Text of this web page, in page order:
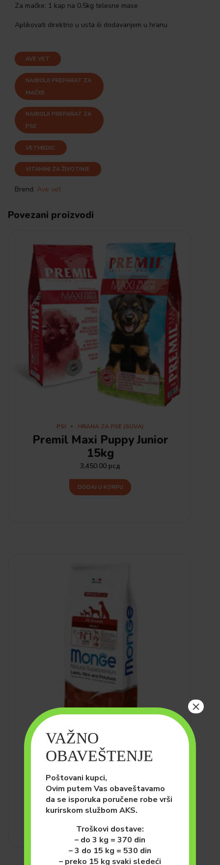
Za mačke: 1 kap na 0,5kg telesne mase
Aplikovati direktno u usta ili dodavanjem u hranu
AVE VET
NAJBOLJI PREPARAT ZA
MAČKE
NAJBOLJI PREPARAT ZA
PSE
VETMEDIC
VITAMINI ZA ŽIVOTINJE
Brend: Ave vet
Povezani proizvodi
PSI HRANA ZA PSE (SUVA)
Premil Maxi Puppy Junior
15kg
3,450.00 рсд
DODAJ U KORPU
PSI HRANA ZA PSE (SUVA)
Monge All Breeds Adult
Jagnjetina, Pirinač i Krompir
12kg
8,400.00рсд
DODAJ U KORPU
VAŽNO
OBAVEŠTENJE
Poštovani kupci,
Ovim putem Vas obaveštavamo
da se isporuka poručene robe vrši
kurirskom službom AKS.
Troškovi dostave:
– do 3 kg = 370 din
– 3 do 15 kg = 530 din
– preko 15 kg svaki sledeći
×